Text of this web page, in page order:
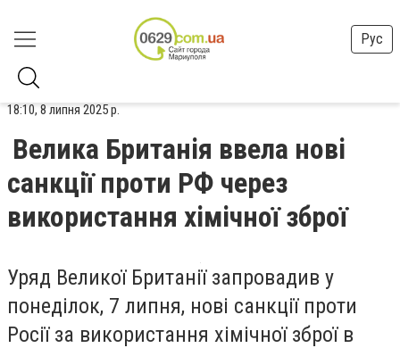
Рус
18:10, 8 липня 2025 р.
Велика Британія ввела нові
санкції проти РФ через
використання хімічної зброї
Уряд Великої Британії запровадив у
понеділок, 7 липня, нові санкції проти
Росії за використання хімічної зброї в